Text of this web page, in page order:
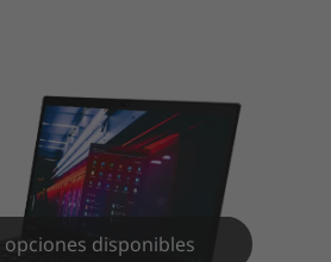
opciones disponibles